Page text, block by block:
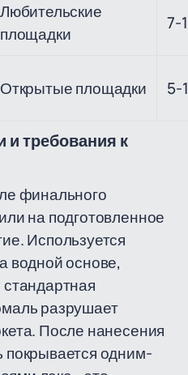
Любительские
площадки
7-
Открытые площадки 5-
и требования к
финального
на подготовленное
Используется
водной основе,
разрушает
После нанесения
покрывается одним-